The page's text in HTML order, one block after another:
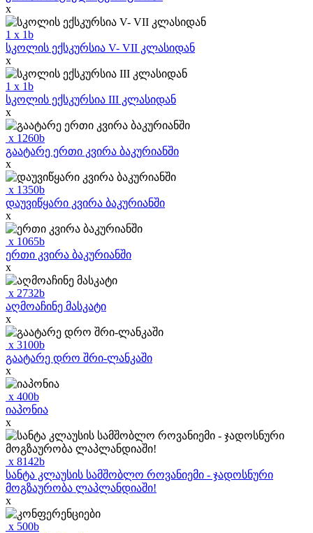
x
1 x 1b
სკოლის ექსკურსია V- VII კლასიდან
x
1 x 1b
სკოლის ექსკურსია III კლასიდან
x
x 1260b
გაატარე ერთი კვირა ბაკურიანში
x
x 1350b
დაუვიწყარი კვირა ბაკურიანში
x
x 1065b
ერთი კვირა ბაკურიანში
x
x 2732b
აღმოაჩინე მასკატი
x
x 3100b
გაატარე დრო შრი-ლანკაში
x
x 400b
იაპონია
x
x 8142b
სანტა კლაუსის სამშობლო როვანიემი - ჯადოსნური
მოგზაურობა ლაპლანდიაში!
x
x 500b